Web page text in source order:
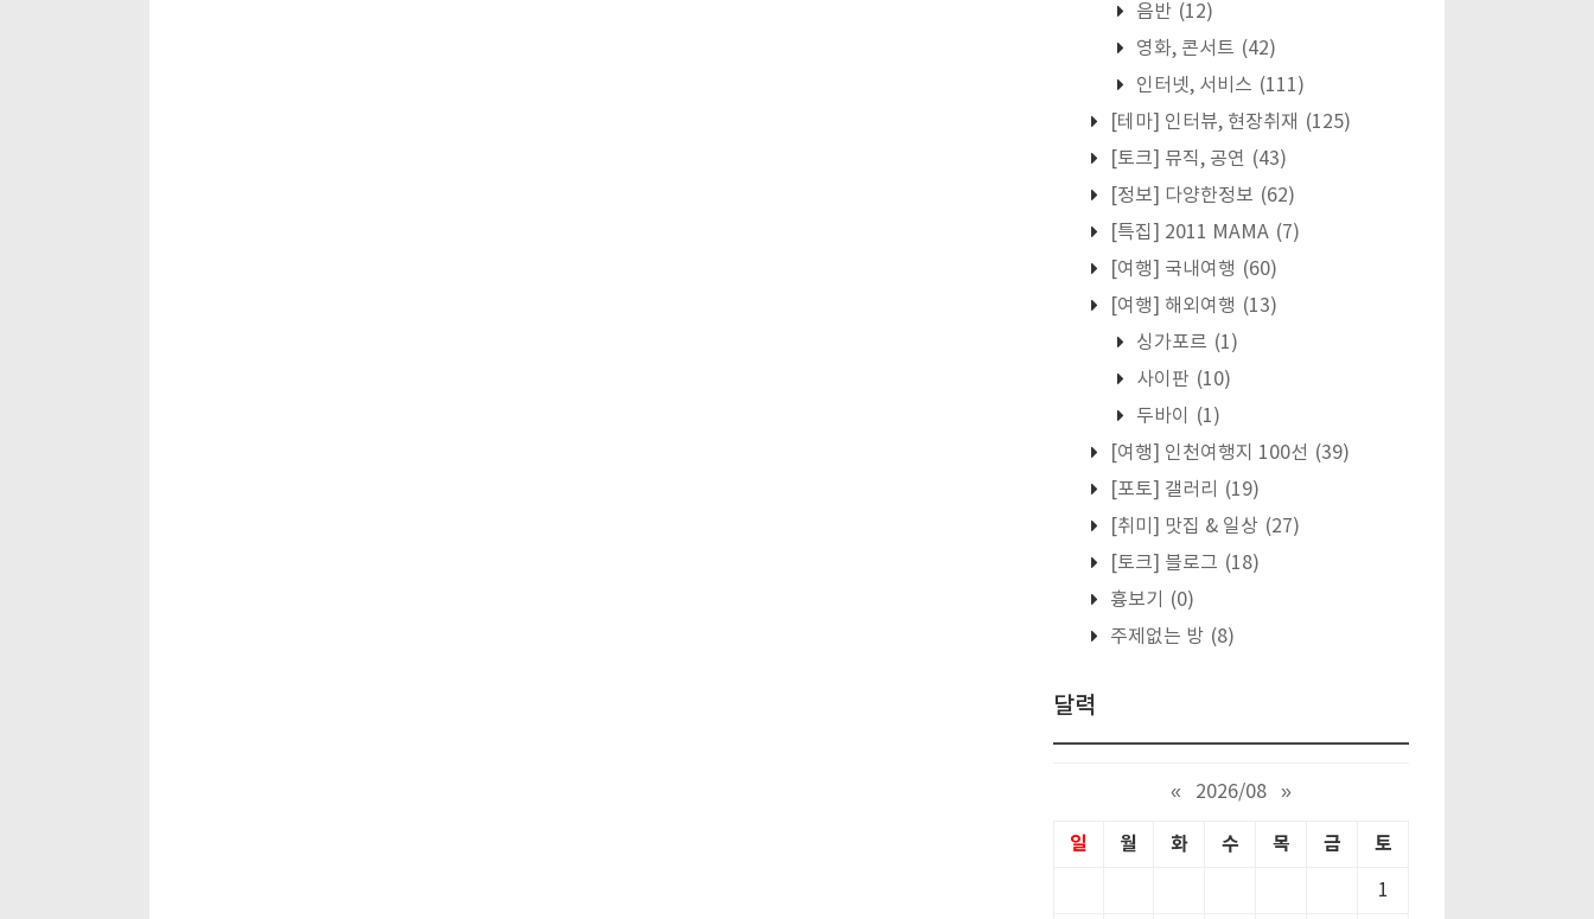
음반 (12)
영화, 콘서트 (42)
인터넷, 서비스 (111)
[테마] 인터뷰, 현장취재 (125)
[토크] 뮤직, 공연 (43)
[정보] 다양한정보 (62)
[특집] 2011 MAMA (7)
[여행] 국내여행 (60)
[여행] 해외여행 (13)
싱가포르 (1)
사이판 (10)
두바이
(1)
[여행] 인천여행지 100선 (39)
[포토] 갤러리
(19)
[취미] 맛집 & 일상 (27)
[토크] 블로그 (18)
흉보기
(0)
주제없는 방 (8)
달력
« 2026/08 »
일 월 화 수 목 금 토
1